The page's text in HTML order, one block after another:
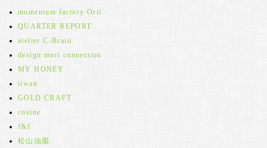
momentum factory Orii
QUARTER REPORT
atelier C-Brain
design mori connection
MY HONEY
iiwan
GOLD CRAFT
cosine
f&f
松山油脂